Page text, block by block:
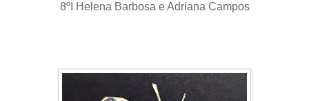
8ºI Helena Barbosa e Adriana Campos